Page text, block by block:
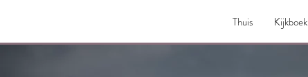
Thuis Kijkboek